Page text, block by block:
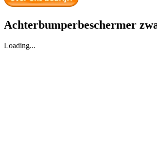
Achterbumperbeschermer
Loading...